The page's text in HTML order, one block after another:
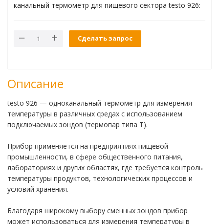
и УФ
для
передачей
канальный термометр для пищевого сектора testo 926:
Сделать запрос
Описание
testo 926 — одноканальный термометр для измерения
температуры в различных средах с использованием
подключаемых зондов (термопар типа T).
Прибор применяется на предприятиях пищевой
промышленности, в сфере общественного питания,
лабораториях и других областях, где требуется контроль
температуры продуктов, технологических процессов и
условий хранения.
Благодаря широкому выбору сменных зондов прибор
может использоваться для измерения температуры в